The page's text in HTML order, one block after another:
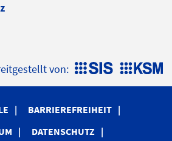
von:
BARRIEREFREIHEIT
DATENSCHUTZ